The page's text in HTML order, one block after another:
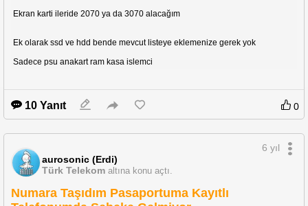
Ekran karti ileride 2070 ya da 3070 alacağım
Ek olarak ssd ve hdd bende mevcut listeye eklemenize gerek yok
Sadece psu anakart ram kasa islemci
10 Yanıt 0
aurosonic (Erdi)
Türk Telekom altına konu açtı.
6 yıl
Numara Taşıdım Pasaportuma Kayıtlı